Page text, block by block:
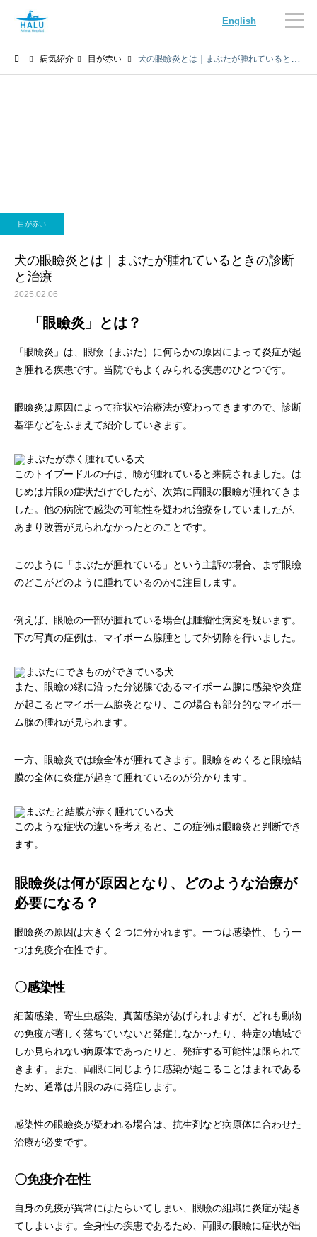
English
画像診断科
病気紹介 目が赤い 犬の眼瞼炎とは｜まぶたが腫れているときの診断と治療
目が赤い
犬の眼瞼炎とは｜まぶたが腫れているときの診断
と治療
2025.02.06
「眼瞼炎」とは？
「眼瞼炎」は、眼瞼（まぶた）に何らかの原因によって炎症が起
き腫れる疾患です。当院でもよくみられる疾患のひとつです。
眼瞼炎は原因によって症状や治療法が変わってきますので、診断
基準などをふまえて紹介していきます。
このトイプードルの子は、瞼が腫れていると来院されました。は
じめは片眼の症状だけでしたが、次第に両眼の眼瞼が腫れてきま
した。他の病院で感染の可能性を疑われ治療をしていましたが、
あまり改善が見られなかったとのことです。
このように「まぶたが腫れている」という主訴の場合、まず眼瞼
のどこがどのように腫れているのかに注目します。
例えば、眼瞼の一部が腫れている場合は腫瘤性病変を疑います。
下の写真の症例は、マイボーム腺腫として外切除を行いました。
また、眼瞼の縁に沿った分泌腺であるマイボーム腺に感染や炎症
が起こるとマイボーム腺炎となり、この場合も部分的なマイボー
ム腺の腫れが見られます。
一方、眼瞼炎では瞼全体が腫れてきます。眼瞼をめくると眼瞼結
膜の全体に炎症が起きて腫れているのが分かります。
このような症状の違いを考えると、この症例は眼瞼炎と判断でき
ます。
眼瞼炎は何が原因となり、どのような治療が
必要になる？
眼瞼炎の原因は大きく２つに分かれます。一つは感染性、もう一
つは免疫介在性です。
〇感染性
細菌感染、寄生虫感染、真菌感染があげられますが、どれも動物
の免疫が著しく落ちていないと発症しなかったり、特定の地域で
しか見られない病原体であったりと、発症する可能性は限られて
きます。また、両眼に同じように感染が起こることはまれである
ため、通常は片眼のみに発症します。
感染性の眼瞼炎が疑われる場合は、抗生剤など病原体に合わせた
治療が必要です。
〇免疫介在性
自身の免疫が異常にはたらいてしまい、眼瞼の組織に炎症が起き
てしまいます。全身性の疾患であるため、両眼の眼瞼に症状が出